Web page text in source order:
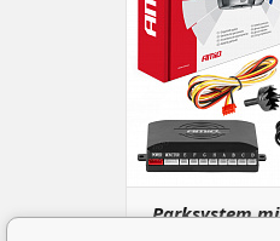
Parksystem